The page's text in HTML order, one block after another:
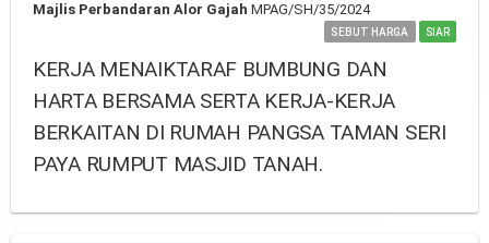
Majlis Perbandaran Alor Gajah MPAG/SH/35/2024
SEBUT HARGA SIAR
KERJA MENAIKTARAF BUMBUNG DAN
HARTA BERSAMA SERTA KERJA-KERJA
BERKAITAN DI RUMAH PANGSA TAMAN SERI
PAYA RUMPUT MASJID TANAH.